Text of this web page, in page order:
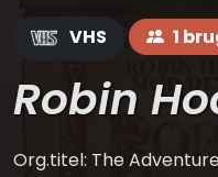
VHS 1
Robin
Org.titel: The